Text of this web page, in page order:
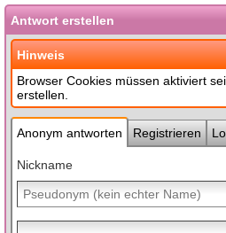
Antwort erstellen
Hinweis
Browser Cookies müssen aktiviert
erstellen.
Anonym antworten Registrieren
Nickname